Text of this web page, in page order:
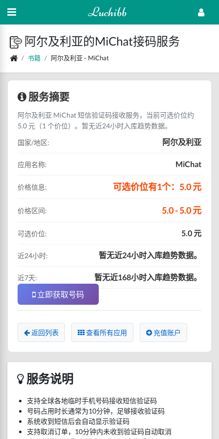
Luchibb
阿尔及利亚的MiChat接码服务
书籍 阿尔及利亚 - MiChat
服务摘要
阿尔及利亚 MiChat 短信验证码接收服务，当前可选价位约
5.0 元（1 个价位）。暂无近24小时入库趋势数据。
国家/地区:
阿尔及利亚
应用名称: MiChat
价格信息: 可选价位有1个：5.0 元
价格区间: 5.0 - 5.0 元
可选价位: 5.0 元
近24小时: 暂无近24小时入库趋势数据。
近7天:
暂无近168小时入库趋势数据。
立即获取号码
返回列表 查看所有应用 充值账户
服务说明
支持全球各地临时手机号码接收短信验证码
号码占用时长通常为10分钟，足够接收验证码
系统收到短信后会自动显示验证码
支持取消订单，10分钟内未收到验证码自动取消